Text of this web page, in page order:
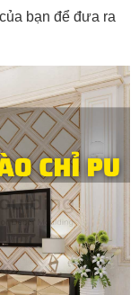
bạn để đưa ra